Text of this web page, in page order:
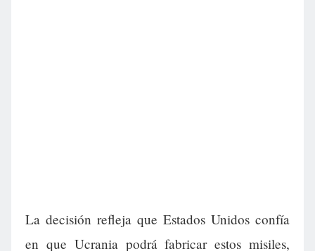
La decisión refleja que Estados Unidos confía
en que Ucrania podrá fabricar estos misiles,